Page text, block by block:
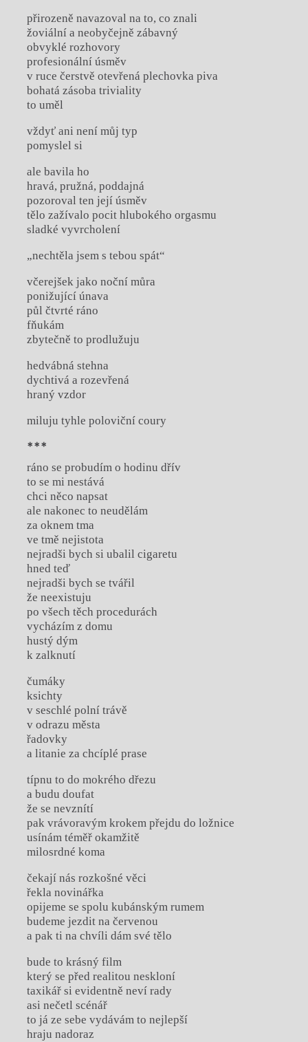
přirozeně navazoval na to, co znali
žoviální a neobyčejně zábavný
obvyklé rozhovory
profesionální úsměv
v ruce čerstvě otevřená plechovka piva
bohatá zásoba triviality
to uměl
vždyť ani není můj typ
pomyslel si
ale bavila ho
hravá, pružná, poddajná
pozoroval ten její úsměv
tělo zažívalo pocit hlubokého orgasmu
sladké vyvrcholení
„nechtěla jsem s tebou spát“
včerejšek jako noční můra
ponižující únava
půl čtvrté ráno
fňukám
zbytečně to prodlužuju
hedvábná stehna
dychtivá a rozevřená
hraný vzdor
miluju tyhle poloviční coury
***
ráno se probudím o hodinu dřív
to se mi nestává
chci něco napsat
ale nakonec to neudělám
za oknem tma
ve tmě nejistota
nejradši bych si ubalil cigaretu
hned teď
nejradši bych se tvářil
že neexistuju
po všech těch procedurách
vycházím z domu
hustý dým
k zalknutí
čumáky
ksichty
v seschlé polní trávě
v odrazu města
řadovky
a litanie za chcíplé prase
típnu to do mokrého dřezu
a budu doufat
že se nevznítí
pak vrávoravým krokem přejdu do ložnice
usínám téměř okamžitě
milosrdné koma
čekají nás rozkošné věci
řekla novinářka
opijeme se spolu kubánským rumem
budeme jezdit na červenou
a pak ti na chvíli dám své tělo
bude to krásný film
který se před realitou neskloní
taxikář si evidentně neví rady
asi nečetl scénář
to já ze sebe vydávám to nejlepší
hraju nadoraz